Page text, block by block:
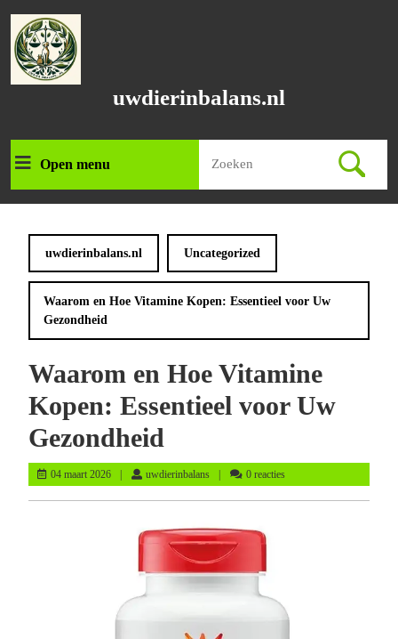
naar
inhoud
uwdierinbalans.nl
Open menuOpen
menu
naar:
uwdierinbalans.nl Uncategorized
Waarom en Hoe Vitamine Kopen: Essentieel voor Uw
Gezondheid
Waarom en Hoe Vitamine
Kopen: Essentieel voor Uw
Gezondheid
04 maart 202604
maart
uwdierinbalansuwdierinbalans
0 reacties